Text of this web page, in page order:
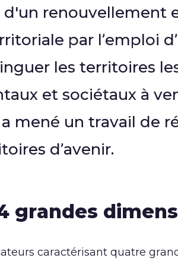
d'un renouvellement
par l’emploi
les territoires
et sociétaux à
mené un travail de
d’avenir.
grandes
caractérisant quatre